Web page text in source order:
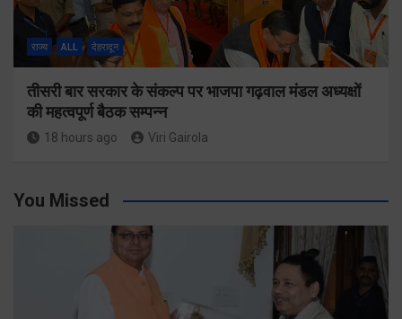
राज्य ALL देहरादून
तीसरी बार सरकार के संकल्प पर भाजपा गढ़वाल मंडल अध्यक्षों
की महत्वपूर्ण बैठक सम्पन्न
18 hours ago Viri Gairola
You Missed